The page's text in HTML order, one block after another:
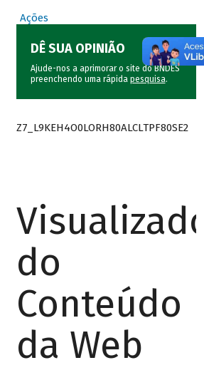
Ações
DÊ SUA OPINIÃO
Ajude-nos a aprimorar o site do BNDES
preenchendo uma rápida pesquisa.
Z7_L9KEH4O0LORH80ALCLTPF80SE2
Visualizador
do
Conteúdo
da Web